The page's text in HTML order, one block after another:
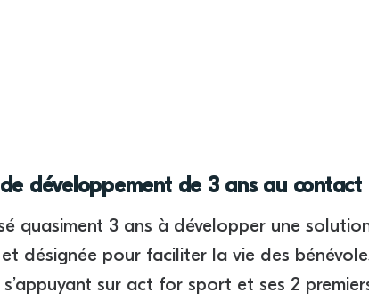
développement de 3 ans au contact
quasiment 3 ans à développer une
désignée pour faciliter la vie des
s’appuyant sur act for sport et ses 2